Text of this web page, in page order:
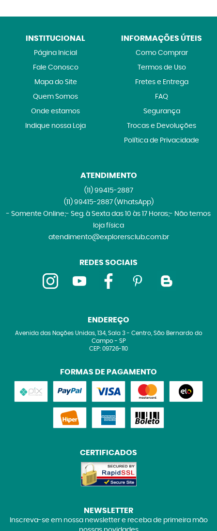
INSTITUCIONAL
Página Inicial
Fale Conosco
Mapa do Site
Quem Somos
Onde estamos
Indique nossa Loja
INFORMAÇÕES ÚTEIS
Como Comprar
Termos de Uso
Fretes e Entrega
FAQ
Segurança
Trocas e Devoluções
Política de Privacidade
ATENDIMENTO
(11)99415-2887
(11)99415-2887 (WhatsApp)
- Somente Online;- Seg. à Sexta das 10 às 17 Horas;- Não temos
loja física
atendimento@explorersclub.com.br
REDES SOCIAIS
ENDEREÇO
Avenida das Nações Unidas, 134, Sala 3- Centro, São Bernardo do
Campo- SP
CEP: 09726-110
FORMAS DE PAGAMENTO
CERTIFICADOS
NEWSLETTER
Inscreva-se em nossa newsletter e receba de primeira mão